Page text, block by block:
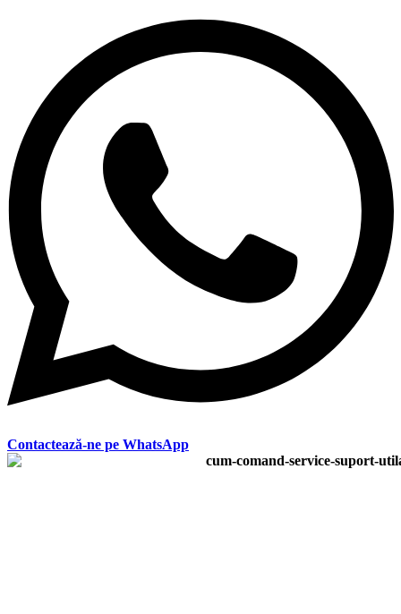
Contactează-ne pe WhatsApp